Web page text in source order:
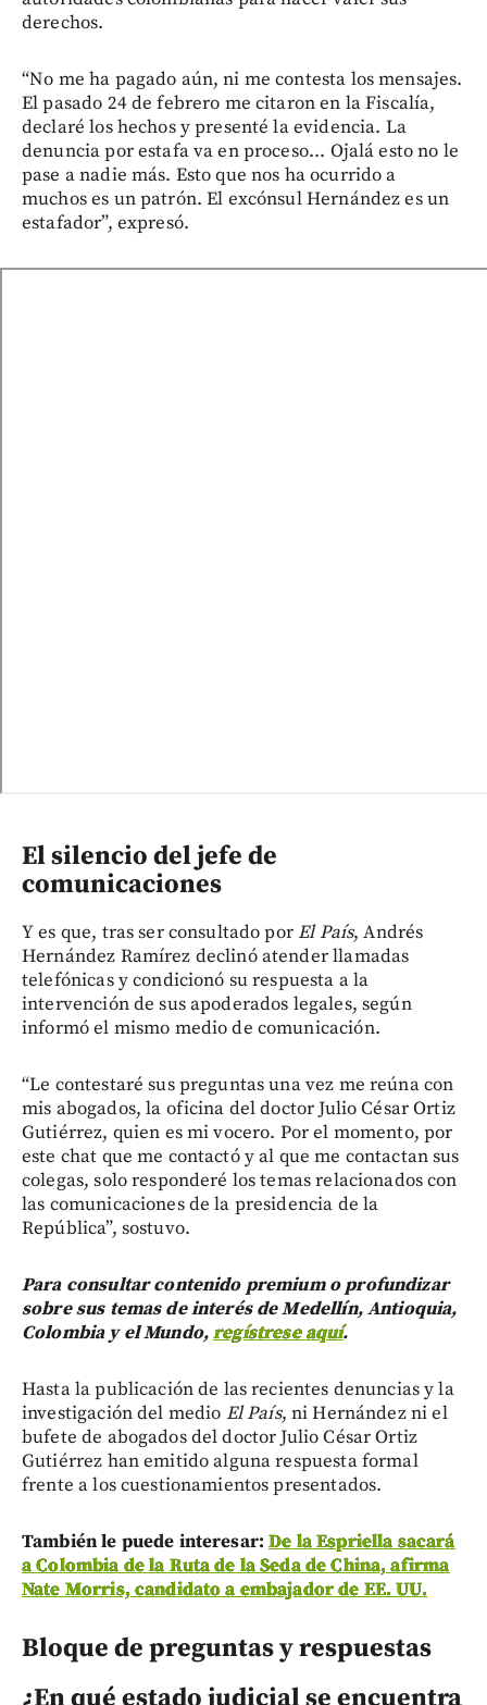
derechos.
“No me ha pagado aún, ni me contesta los mensajes.
El pasado 24 de febrero me citaron en la Fiscalía,
declaré los hechos y presenté la evidencia. La
denuncia por estafa va en proceso... Ojalá esto no le
pase a nadie más. Esto que nos ha ocurrido a
muchos es un patrón. El excónsul Hernández es un
estafador”, expresó.
El silencio del jefe de
comunicaciones
Y es que, tras ser consultado porEl País, Andrés
Hernández Ramírez declinó atender llamadas
telefónicas y condicionó su respuesta a la
intervención de sus apoderados legales, según
informó el mismo medio de comunicación.
“Le contestaré sus preguntas una vez me reúna con
mis abogados, la oficina del doctor Julio César Ortiz
Gutiérrez, quien es mi vocero. Por el momento, por
este chat que me contactó y al que me contactan sus
colegas, solo responderé los temas relacionados con
las comunicaciones de la presidencia de la
República”, sostuvo.
Para consultar contenido premium o profundizar
sobre sus temas de interés de Medellín, Antioquia,
Colombia y el Mundo,regístrese aquí.
Hasta la publicación de las recientes denuncias y la
investigación del medio El País, ni Hernández ni el
bufete de abogados del doctor Julio César Ortiz
Gutiérrez han emitido alguna respuesta formal
frente a los cuestionamientos presentados.
También le puede interesar:De la Espriella sacará
a Colombia de la Ruta de la Seda de China, afirma
Nate Morris, candidato a embajador de EE. UU.
Bloque de preguntas y respuestas